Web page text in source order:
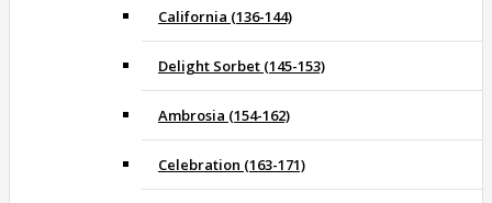
California (136-144)
Delight Sorbet (145-153)
Ambrosia (154-162)
Celebration (163-171)